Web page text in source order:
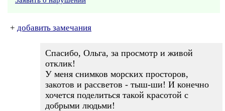
+ добавить замечания
Спасибо, Ольга, за просмотр и живой
отклик!
У меня снимков морских просторов,
закотов и рассветов - тыш-ши! И конечно
хочется поделиться такой красотой с
добрыми людьми!